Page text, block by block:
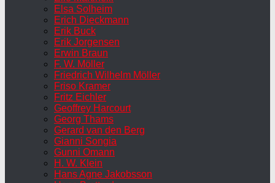
Elsa Solheim
Erich Dieckmann
Erik Buck
Erik Jorgensen
Erwin Braun
F. W. Möller
Friedrich Wilhelm Möller
Friso Kramer
Fritz Eichler
Geoffrey Harcourt
Georg Thams
Gerard van den Berg
Gianni Songia
Gunni Omann
H. W. Klein
Hans Agne Jakobsson